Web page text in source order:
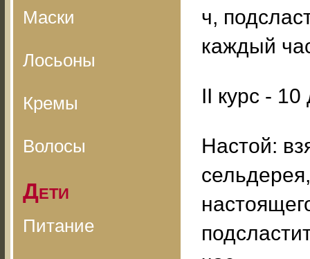
Маски
Лосьоны
Кремы
Волосы
Дети
Питание
ч,
каждый
II курс - 10
Настой: